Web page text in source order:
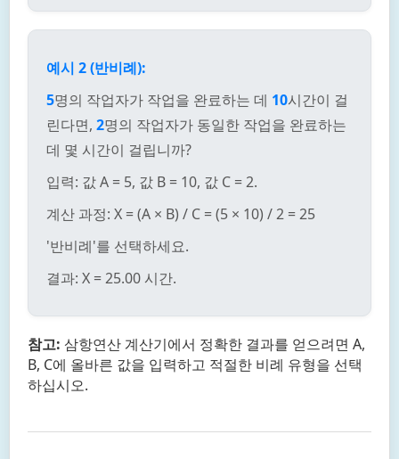
예시 2 (반비례):
5명의 작업자가 작업을 완료하는 데 10시간이 걸
린다면, 2명의 작업자가 동일한 작업을 완료하는
데 몇 시간이 걸립니까?
입력: 값 A = 5, 값 B = 10, 값 C = 2.
계산 과정: X = (A × B) / C = (5 × 10) / 2 = 25
'반비례'를 선택하세요.
결과: X = 25.00 시간.
참고: 삼항연산 계산기에서 정확한 결과를 얻으려면 A,
B, C에 올바른 값을 입력하고 적절한 비례 유형을 선택
하십시오.